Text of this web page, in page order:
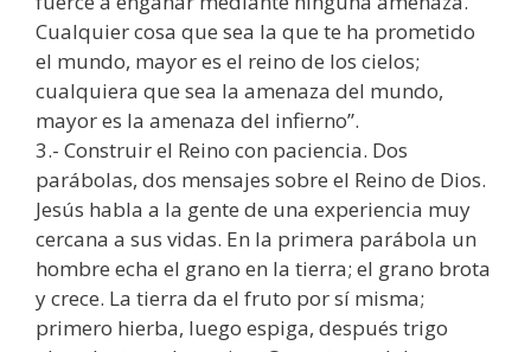
Cualquier cosa que sea la que te ha prometido
el mundo, mayor es el reino de los cielos;
cualquiera que sea la amenaza del mundo,
mayor es la amenaza del infierno”.
3.- Construir el Reino con paciencia. Dos
parábolas, dos mensajes sobre el Reino de Dios.
Jesús habla a la gente de una experiencia muy
cercana a sus vidas. En la primera parábola un
hombre echa el grano en la tierra; el grano brota
y crece. La tierra da el fruto por sí misma;
primero hierba, luego espiga, después trigo